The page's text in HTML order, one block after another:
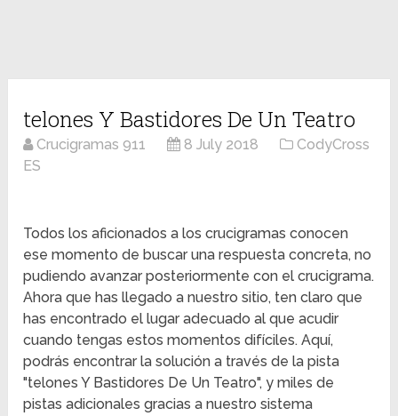
telones Y Bastidores De Un Teatro
Crucigramas 911 8 July 2018
CodyCross
ES
Todos los aficionados a los crucigramas conocen
ese momento de buscar una respuesta concreta, no
pudiendo avanzar posteriormente con el crucigrama.
Ahora que has llegado a nuestro sitio, ten claro que
has encontrado el lugar adecuado al que acudir
cuando tengas estos momentos difíciles. Aquí,
podrás encontrar la solución a través de la pista
"telones Y Bastidores De Un Teatro", y miles de
pistas adicionales gracias a nuestro sistema